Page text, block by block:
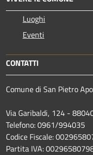
Luoghi
Eventi
CONTATTI
Comune di San Pietro
Via Garibaldi, 124 -
Telefono: 0961/994035
Codice Fiscale:
Partita IVA: